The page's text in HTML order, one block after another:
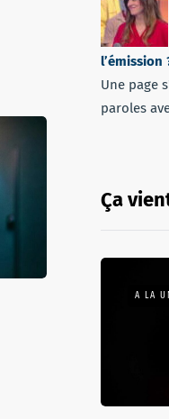
l’émission
Une page
paroles
Ça
A LA